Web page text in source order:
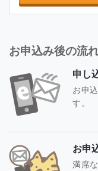
お申込み後の流
申し
お申
す。
お申
満席